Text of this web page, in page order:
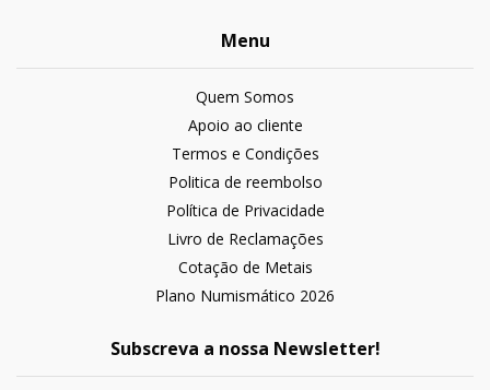
Menu
Quem Somos
Apoio ao cliente
Termos e Condições
Politica de reembolso
Política de Privacidade
Livro de Reclamações
Cotação de Metais
Plano Numismático 2026
Subscreva a nossa Newsletter!